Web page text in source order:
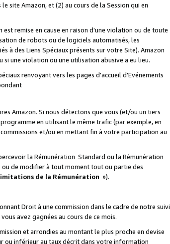
site Amazon, et (2) au cours de la Session qui en
remise en cause en raison d'une violation ou de toute
de robots ou de logiciels automatisés, les
à des Liens Spéciaux présents sur votre Site). Amazon
si une violation ou une utilisation abusive a eu lieu.
renvoyant vers les pages d'accueil d'Evénements
Amazon. Si nous détectons que vous (et/ou un tiers
en utilisant le même trafic (par exemple, en
et/ou en mettant fin à votre participation au
la Rémunération Standard ou la Rémunération
de modifier à tout moment tout ou partie des
de la Rémunération »).
Droit à une commission dans le cadre de notre suivi
avez gagnées au cours de ce mois.
et arrondies au montant le plus proche en devise
ou inférieur au taux décrit dans votre information